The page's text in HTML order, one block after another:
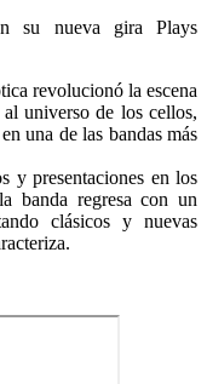
su nueva gira Plays
revolucionó la escena
universo de los cellos,
una de las bandas más
y presentaciones en los
banda regresa con un
clásicos y nuevas